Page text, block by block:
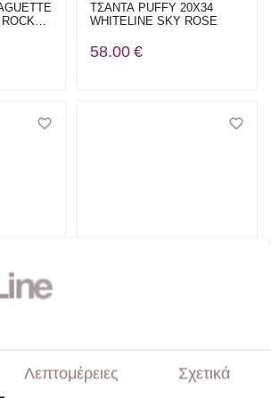
ΤΣΑΝΤΑ PUFFY 20X34
WHITELINE SKY ROSE
58.00 €
LOVE
Λεπτομέρειες Σχετικά